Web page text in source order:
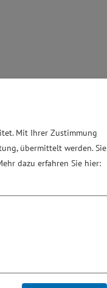
Mit Ihrer Zustimmung
übermittelt werden. Sie
dazu erfahren Sie hier: